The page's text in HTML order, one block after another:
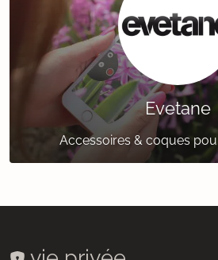
Evetane
Accessoires & coques